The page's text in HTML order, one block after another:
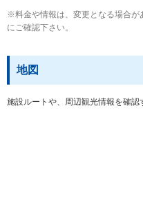
※料金や情報は、変更となる場合が
にご確認下さい。
地図
施設ルートや、周辺観光情報を確認